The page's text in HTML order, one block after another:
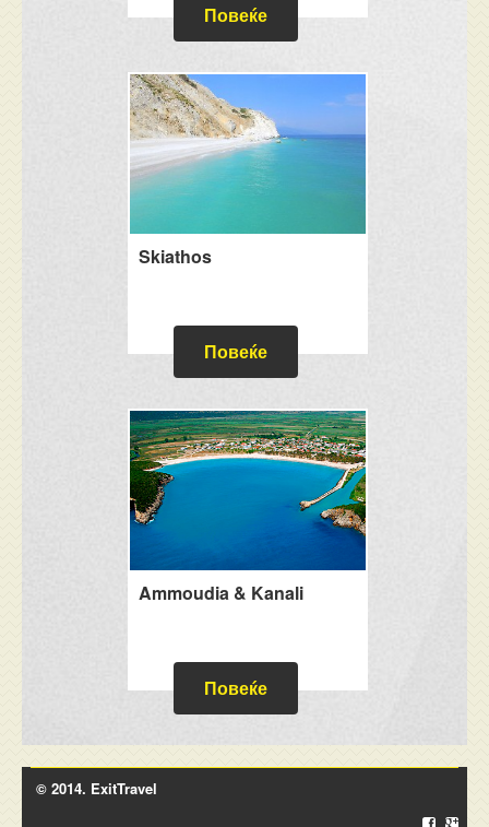
Повеќе
Skiathos
Повеќе
Ammoudia & Kanali
Повеќе
© 2014. ExitTravel